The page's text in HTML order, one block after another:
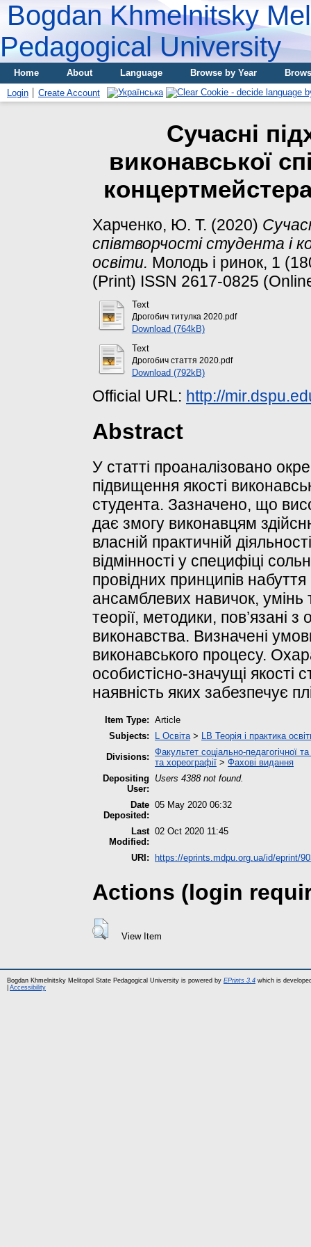
Bogdan Khmelnitsky
Pedagogical University
Home About Language Browse by Year
Login
Create Account
Сучасні
виконавської
Харченко, Ю. Т. (2020)
співтворчості студента і
освіти. Молодь і ринок, 1
(Print) ISSN 2617-0825
Text
Дрогобич титулка 2020.pdf
Download (764kB)
Text
Дрогобич стаття 2020.pdf
Download (792kB)
Official URL: http://
Abstract
У статті проаналізовано
підвищення якості
студента. Зазначено, що
дає змогу виконавцям
власній практичній
відмінності у специфіці
провідних принципів
ансамблевих навичок, умінь
теорії, методики, пов’язані
виконавства. Визначені
виконавського процесу.
особистісно-значущі якості
наявність яких забезпечує
Item Type: Article
Subjects:
L Освіта> LB Теорія і практика
Divisions: Факультет соціально-педагогічної
та хореографії > Фахові видання
Depositing
User:
Users 4388 not found.
Date
Deposited:
05 May 2020 06:32
Last
Modified:
02 Oct 2020 11:45
URI: https://eprints.mdpu.org.ua/id/eprint/
Actions (login
View Item
Bogdan Khmelnitsky Melitopol State Pedagogical University is powered by EPrints 3.4 which is
Accessibility